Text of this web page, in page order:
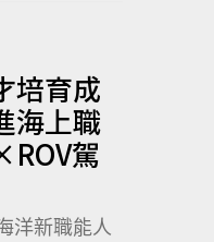
培育成
海上職
駕
洋新職能人